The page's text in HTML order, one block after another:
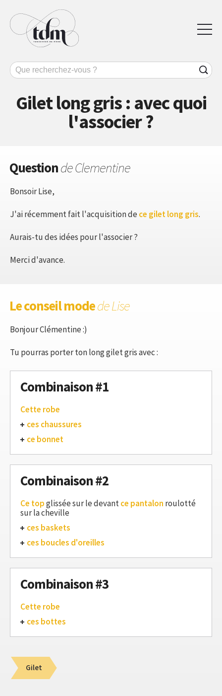
Gilet long gris : avec quoi
l'associer ?
Questionde Clementine
Bonsoir Lise,
J'ai récemment fait l'acquisition dece gilet long gris.
Aurais-tu des idées pour l'associer ?
Merci d'avance.
Le conseil modede Lise
Bonjour Clémentine :)
Tu pourras porter ton long gilet gris avec :
Combinaison #1
Cette robe
ces chaussures
ce bonnet
Combinaison #2
Ce topglissée sur le devantce pantalon roulotté
sur la cheville
ces baskets
ces boucles d'oreilles
Combinaison #3
Cette robe
ces bottes
Gilet